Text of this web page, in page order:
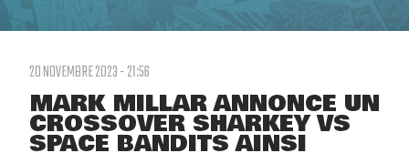
20 NOVEMBRE 2023 - 21:56
MARK MILLAR ANNONCE UN
CROSSOVER SHARKEY VS
SPACE BANDITS AINSI